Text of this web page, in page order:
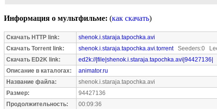
Информация о мультфильме: (как скачать)
Скачать HTTP link:
shenok.i.staraja.tapochka.avi
Скачать Torrent link:
shenok.i.staraja.tapochka.avi.torrentSeeders:0
Скачать ED2K link:
ed2k://|file|shenok.i.staraja.tapochka.avi|94427136|
Описание в каталогах:
animator.ru
Название файла:
shenok.i.staraja.tapochka.avi
Размер:
94427136
Продолжительность:
00:09:36